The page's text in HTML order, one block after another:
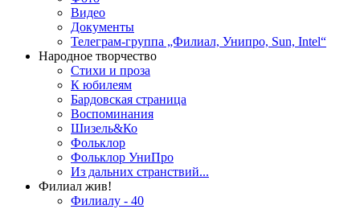
Видео
Документы
Телеграм-группа „Филиал, Унипро, Sun, Intel“
Народное творчество
Стихи и проза
К юбилеям
Бардовская страница
Воспоминания
Шизель&Ко
Фольклор
Фольклор УниПро
Из дальних странствий...
Филиал жив!
Филиалу - 40